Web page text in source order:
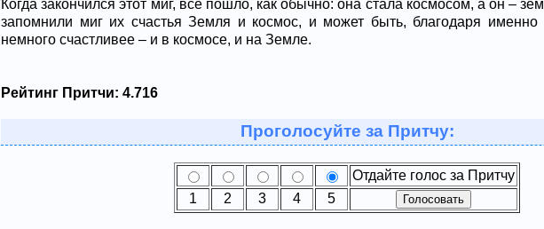
Когда закончился этот миг, все пошло, как обычно: она стала космосом, а он –
запомнили миг их счастья Земля и космос, и может быть, благодаря именно
немного счастливее – и в космосе, и на Земле.
Рейтинг Притчи: 4.716
Проголосуйте за Притчу:
Отдайте голос за Притчу
1
2 3 4 5